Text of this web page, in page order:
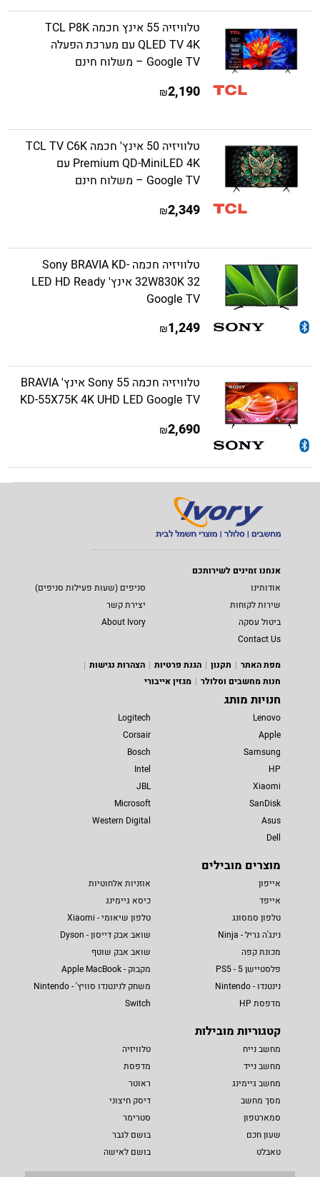
טלוויזיה 55 אינץ חכמה TCL P8K
QLED TV 4K עם מערכת הפעלה
Google TV – משלוח חינם
2,190
₪
טלוויזיה 50 אינץ' חכמה TCL TV C6K
Premium QD-MiniLED 4K עם
Google TV – משלוח חינם
2,349
₪
טלוויזיה חכמה Sony BRAVIA KD-
32W830K 32 אינץ' LED HD Ready
Google TV
1,249
₪
טלוויזיה חכמה Sony 55 אינץ' BRAVIA
KD-55X75K 4K UHD LED Google TV
2,690
₪
אנחנו זמינים לשירותכם
אודותינו
סניפים (שעות פעילות סניפים)
שירות לקוחות
יצירת קשר
ביטול עסקה
About Ivory
Contact Us
מפת האתר
תקנון הגנת פרטיות
הצהרות נגישות
חנות מחשבים וסלולר
מגזין אייבורי
חנויות מותג
Lenovo
Apple
Samsung
HP
Xiaomi
SanDisk
Asus
Dell
Logitech
Corsair
Bosch
Intel
JBL
Microsoft
Western Digital
מוצרים מובילים
אייפון
אייפד
טלפון סמסונג
נינג'ה גריל - Ninja
מכונת קפה
פלסטיישן 5 - PS5
נינטנדו - Nintendo
מדפסת HP
אוזניות אלחוטיות
כיסא גיימינג
טלפון שיאומי - Xiaomi
שואב אבק דייסון - Dyson
שואב אבק שוטף
מקבוק - Apple MacBook
משחק לנינטנדו סוויץ' - Nintendo
Switch
קטגוריות מובילות
מחשב נייח
מחשב נייד
מחשב גיימינג
מסך מחשב
סמארטפון
שעון חכם
טאבלט
טלוויזיה
מדפסת
ראוטר
דיסק חיצוני
סטרימר
בושם לגבר
בושם לאישה